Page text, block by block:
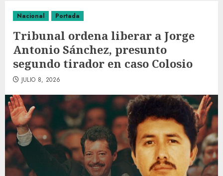
Nacional Portada
Tribunal ordena liberar a Jorge
Antonio Sánchez, presunto
segundo tirador en caso Colosio
JULIO 8, 2026